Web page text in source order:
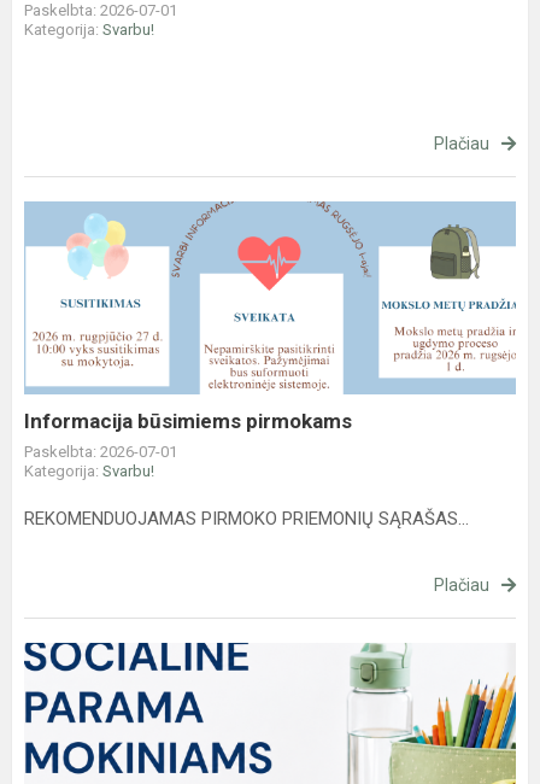
Paskelbta: 2026-07-01
Kategorija: Svarbu!
Plačiau
Informacija
būsimiems
pirmokams
Informacija būsimiems pirmokams
Paskelbta: 2026-07-01
Kategorija: Svarbu!
REKOMENDUOJAMAS PIRMOKO PRIEMONIŲ SĄRAŠAS...
Plačiau
Socialinė
mokiniams
2026
-